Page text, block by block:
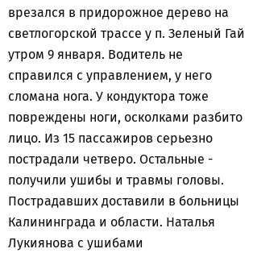
врезался в придорожное дерево на
светлогорской трассе у п. Зеленый Гай
утром 9 января. Водитель не
справился с управлением, у него
сломана нога. У кондуктора тоже
повреждены ноги, осколками разбито
лицо. Из 15 пассажиров серьезно
пострадали четверо. Остальные -
получили ушибы и травмы головы.
Пострадавших доставили в больницы
Калининграда и области. Наталья
Лукиянова с ушибами